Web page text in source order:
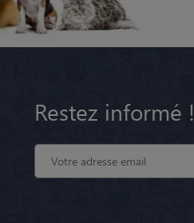
Restez informé !